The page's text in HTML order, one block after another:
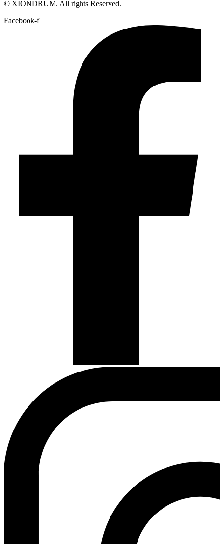
© XIONDRUM. All rights Reserved.
Facebook-f